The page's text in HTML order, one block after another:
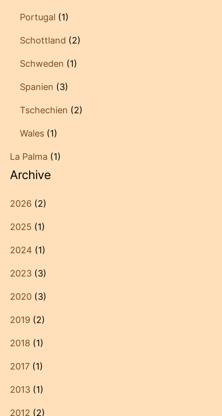
Portugal (1)
Schottland (2)
Schweden (1)
Spanien (3)
Tschechien (2)
Wales (1)
La Palma (1)
Archive
2026 (2)
2025 (1)
2024 (1)
2023 (3)
2020 (3)
2019 (2)
2018 (1)
2017 (1)
2013 (1)
2012 (2)